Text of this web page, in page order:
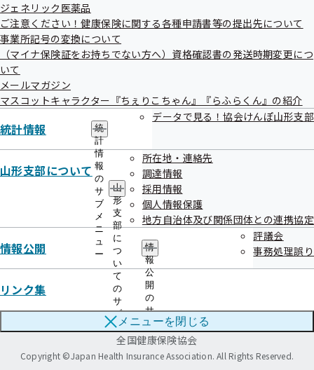
ジェネリック医薬品
ご注意ください！健康保険に関する各種申請書等の提出先について
事業所記号の変換について
（マイナ保険証をお持ちでない方へ）資格確認書の発送時期変更につ
いて
メールマガジン
マスコットキャラクター『ちぇりこちゃん』『らふらくん』の紹介
統計情報
統
計
情
報
の
サ
ブ
メ
ニ
ュ
ー
データで見る！協会けんぽ山形支部
山形支部について
山
形
支
部
に
つ
い
て
の
サ
ブ
メ
ニ
ュ
所在地・連絡先
調達情報
採用情報
個人情報保護
地方自治体及び関係団体との連携協定
情報公開
情
報
公
開
の
サ
ブ
メ
ニ
ュ
評議会
事務処理誤り
リンク集
メニューを閉じる
連絡先・アクセス
本部所在地 都道府県支部所在地
ご案内
給付と手続き
健康づくり 協会けんぽについて
お知らせ
採用 よくあるご質問
用語集
リンクこのWEBサイトについて アクセシビリティポリシー
サイトマップ
全国健康保険協会
Copyright ©Japan Health Insurance Association. All Rights Reserved.